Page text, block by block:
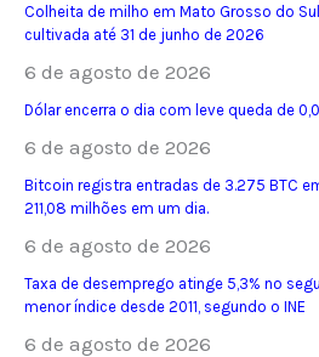
Colheita de milho em Mato Grosso do
cultivada até 31 de junho de 2026
6 de agosto de 2026
Dólar encerra o dia com leve queda de
6 de agosto de 2026
Bitcoin registra entradas de 3.275 BTC
211,08 milhões em um dia.
6 de agosto de 2026
Taxa de desemprego atinge 5,3% no
menor índice desde 2011, segundo o INE
6 de agosto de 2026